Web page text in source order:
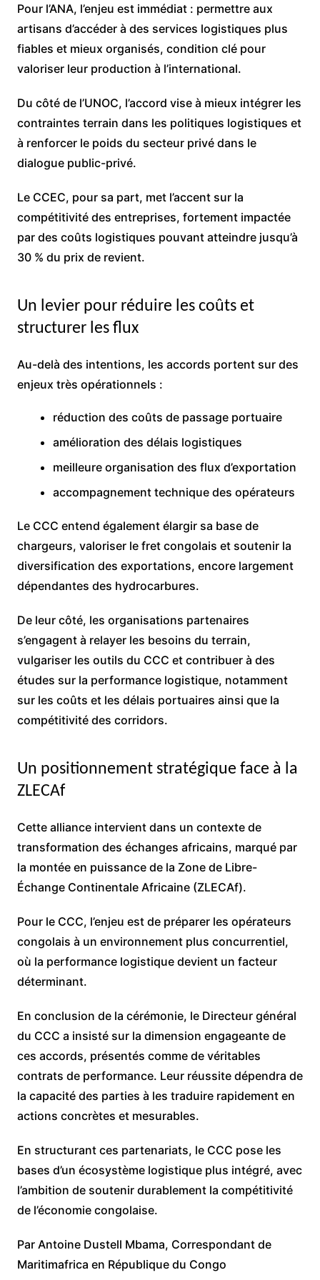
Pour l’ANA, l’enjeu est immédiat : permettre aux
artisans d’accéder à des services logistiques plus
fiables et mieux organisés, condition clé pour
valoriser leur production à l’international.
Du côté de l’UNOC, l’accord vise à mieux intégrer les
contraintes terrain dans les politiques logistiques et
à renforcer le poids du secteur privé dans le
dialogue public-privé.
Le CCEC, pour sa part, met l’accent sur la
compétitivité des entreprises, fortement impactée
par des coûts logistiques pouvant atteindre jusqu’à
30 % du prix de revient.
Un levier pour réduire les coûts et
structurer les flux
Au-delà des intentions, les accords portent sur des
enjeux très opérationnels :
réduction des coûts de passage portuaire
amélioration des délais logistiques
meilleure organisation des flux d’exportation
accompagnement technique des opérateurs
Le CCC entend également élargir sa base de
chargeurs, valoriser le fret congolais et soutenir la
diversification des exportations, encore largement
dépendantes des hydrocarbures.
De leur côté, les organisations partenaires
s’engagent à relayer les besoins du terrain,
vulgariser les outils du CCC et contribuer à des
études sur la performance logistique, notamment
sur les coûts et les délais portuaires ainsi que la
compétitivité des corridors.
Un positionnement stratégique face à la
ZLECAf
Cette alliance intervient dans un contexte de
transformation des échanges africains, marqué par
la montée en puissance de la Zone de Libre-
Échange Continentale Africaine (ZLECAf).
Pour le CCC, l’enjeu est de préparer les opérateurs
congolais à un environnement plus concurrentiel,
où la performance logistique devient un facteur
déterminant.
En conclusion de la cérémonie, le Directeur général
du CCC a insisté sur la dimension engageante de
ces accords, présentés comme de véritables
contrats de performance. Leur réussite dépendra de
la capacité des parties à les traduire rapidement en
actions concrètes et mesurables.
En structurant ces partenariats, le CCC pose les
bases d’un écosystème logistique plus intégré, avec
l’ambition de soutenir durablement la compétitivité
de l’économie congolaise.
Par Antoine Dustell Mbama, Correspondant de
Maritimafrica en République du Congo